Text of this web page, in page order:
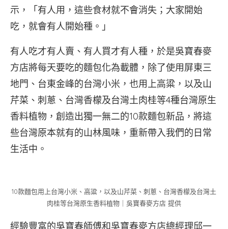
示，「有人用，這些食材就不會消失；大家開始
吃，就會有人開始種。」
有人吃才有人賣、有人買才有人種，於是吳寶春麥
方店將每天要吃的麵包化為載體，除了使用屏東三
地門、台東金峰的台灣小米，也用上高粱，以及山
芹菜、刺蔥、台灣香檬及台灣土肉桂等4種台灣原生
香料植物，創造出獨一無二的10款麵包新品，將這
些台灣原本就有的山林風味，重新帶入我們的日常
生活中。
10款麵包用上台灣小米、高粱，以及山芹菜、刺蔥、台灣香檬及台灣土
肉桂等台灣原生香料植物｜吳寶春麥方店 提供
經驗豐富的吳寶春師傅和吳寶春麥方店總經理邱一